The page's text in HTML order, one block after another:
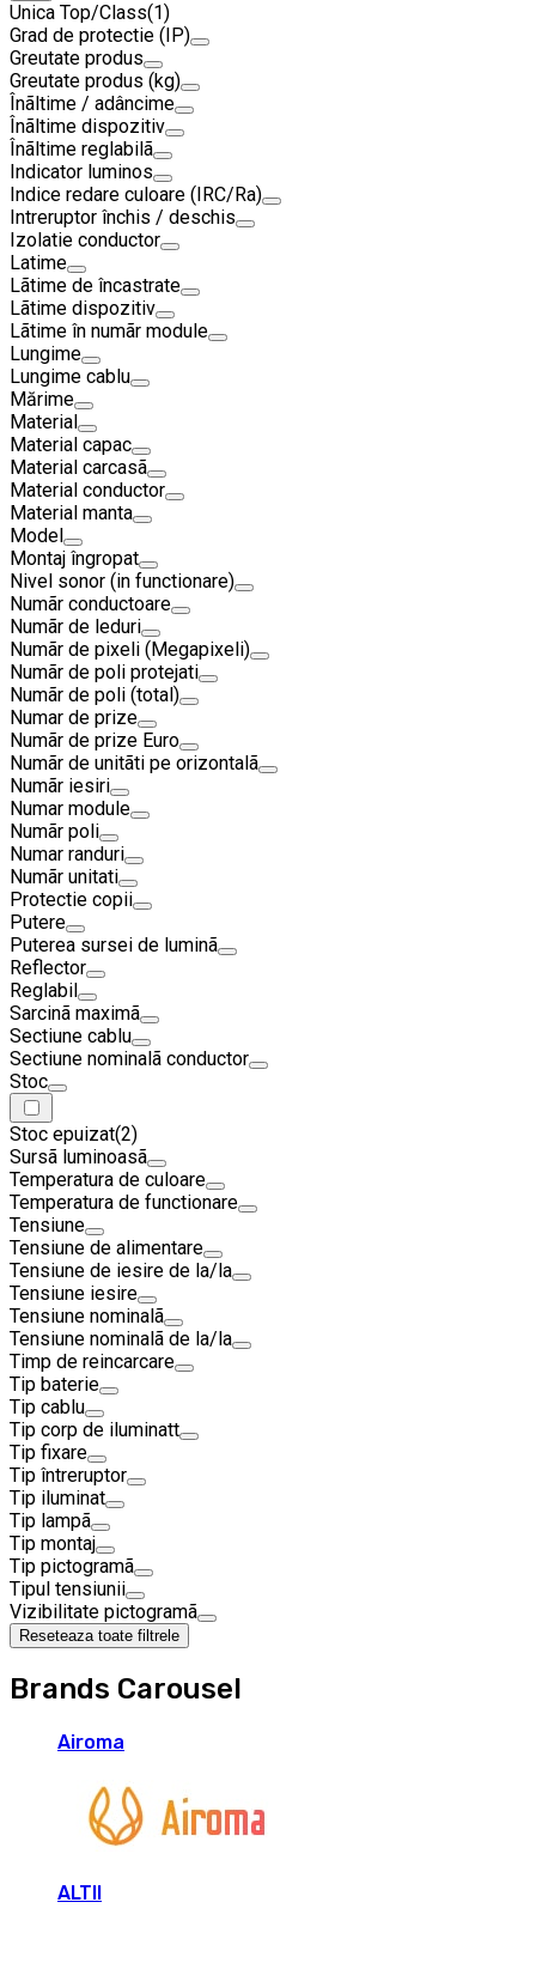
Unica Top/Class(1)
Grad de protectie (IP)
Greutate produs
Greutate produs (kg)
Înãltime / adâncime
Înãltime dispozitiv
Înãltime reglabilã
Indicator luminos
Indice redare culoare (IRC/Ra)
Intreruptor închis / deschis
Izolatie conductor
Latime
Lãtime de încastrate
Lãtime dispozitiv
Lãtime în numãr module
Lungime
Lungime cablu
Mărime
Material
Material capac
Material carcasã
Material conductor
Material manta
Model
Montaj îngropat
Nivel sonor (in functionare)
Numãr conductoare
Numãr de leduri
Numãr de pixeli (Megapixeli)
Numãr de poli protejati
Numãr de poli (total)
Numar de prize
Numãr de prize Euro
Numãr de unitãti pe orizontalã
Numãr iesiri
Numar module
Numãr poli
Numar randuri
Numãr unitati
Protectie copii
Putere
Puterea sursei de luminã
Reflector
Reglabil
Sarcinã maximã
Sectiune cablu
Sectiune nominalã conductor
Stoc
Stoc epuizat(2)
Sursã luminoasã
Temperatura de culoare
Temperatura de functionare
Tensiune
Tensiune de alimentare
Tensiune de iesire de la/la
Tensiune iesire
Tensiune nominalã
Tensiune nominalã de la/la
Timp de reincarcare
Tip baterie
Tip cablu
Tip corp de iluminatt
Tip fixare
Tip întreruptor
Tip iluminat
Tip lampã
Tip montaj
Tip pictogramã
Tipul tensiunii
Vizibilitate pictogramã
Reseteaza toate filtrele
Brands Carousel
Airoma
ALTII